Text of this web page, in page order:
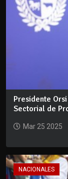
Presidente
Sectorial de
Mar 25 2025
NACIONALES